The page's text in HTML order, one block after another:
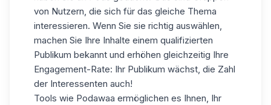
von Nutzern, die sich für das gleiche Thema
interessieren. Wenn Sie sie richtig auswählen,
machen Sie Ihre Inhalte einem qualifizierten
Publikum bekannt und erhöhen gleichzeitig Ihre
Engagement-Rate: Ihr Publikum wächst, die Zahl
der Interessenten auch!
Tools wie Podawaa ermöglichen es Ihnen, Ihr